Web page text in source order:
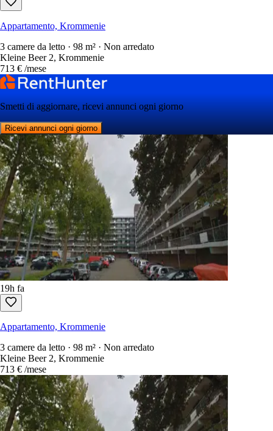
Appartamento, Krommenie
3 camere da letto · 98 m² · Non arredato
Kleine Beer 2, Krommenie
713 € /mese
Smetti di aggiornare, ricevi annunci ogni giorno
Ricevi annunci ogni giorno
19h fa
Appartamento, Krommenie
3 camere da letto · 98 m² · Non arredato
Kleine Beer 2, Krommenie
713 € /mese